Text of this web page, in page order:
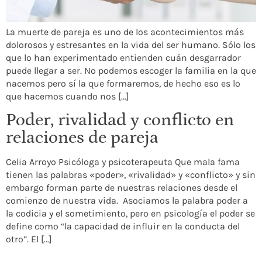
La muerte de pareja es uno de los acontecimientos más
dolorosos y estresantes en la vida del ser humano. Sólo los
que lo han experimentado entienden cuán desgarrador
puede llegar a ser. No podemos escoger la familia en la que
nacemos pero sí la que formaremos, de hecho eso es lo
que hacemos cuando nos […]
Poder, rivalidad y conflicto en
relaciones de pareja
Celia Arroyo Psicóloga y psicoterapeuta Que mala fama
tienen las palabras «poder», «rivalidad» y «conflicto» y sin
embargo forman parte de nuestras relaciones desde el
comienzo de nuestra vida. Asociamos la palabra poder a
la codicia y el sometimiento, pero en psicología el poder se
define como “la capacidad de influir en la conducta del
otro”. El […]